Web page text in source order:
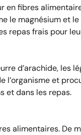
en fibres
le magnésium et
repas frais pour
d’arachide, les
et
et dans les repas.
alimentaires. De